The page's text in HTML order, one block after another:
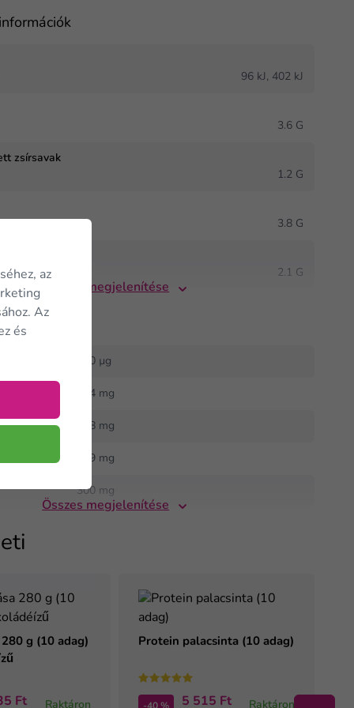
96 kJ, 402 kJ
3.6 G
zsírsavak
1.2 G
3.8 G
2.1 G
Összes megjelenítése
640 µg
944 mg
698 mg
359 mg
300 mg
Összes megjelenítése
280 g (10 adag)
Ft Raktáron
Protein palacsinta (10 adag)
-40 % 5 515 Ft Raktáron
az
Az
és